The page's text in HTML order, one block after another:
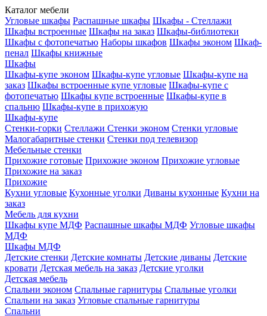
Каталог мебели
Угловые шкафы Распашные шкафы Шкафы - Стеллажи
Шкафы встроенные Шкафы на заказ Шкафы-библиотеки
Шкафы с фотопечатью Наборы шкафов Шкафы эконом Шкаф-
пенал Шкафы книжные
Шкафы
Шкафы-купе эконом Шкафы-купе угловые Шкафы-купе на
заказ Шкафы встроенные купе угловые Шкафы-купе с
фотопечатью Шкафы купе встроенные Шкафы-купе в
спальню Шкафы-купе в прихожую
Шкафы-купе
Стенки-горки Стеллажи Стенки эконом Стенки угловые
Малогабаритные стенки Стенки под телевизор
Мебельные стенки
Прихожие готовые Прихожие эконом Прихожие угловые
Прихожие на заказ
Прихожие
Кухни угловые Кухонные уголки Диваны кухонные Кухни на
заказ
Мебель для кухни
Шкафы купе МДФ Распашные шкафы МДФ Угловые шкафы
МДФ
Шкафы МДФ
Детские стенки Детские комнаты Детские диваны Детские
кровати Детская мебель на заказ Детские уголки
Детская мебель
Спальни эконом Спальные гарнитуры Спальные уголки
Спальни на заказ Угловые спальные гарнитуры
Спальни